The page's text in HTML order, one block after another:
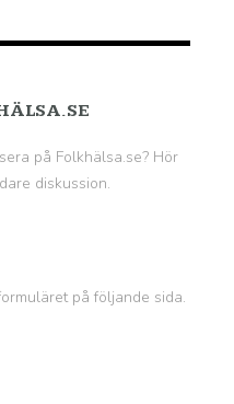
på Folkhälsa.se? Hör
diskussion.
på följande sida.